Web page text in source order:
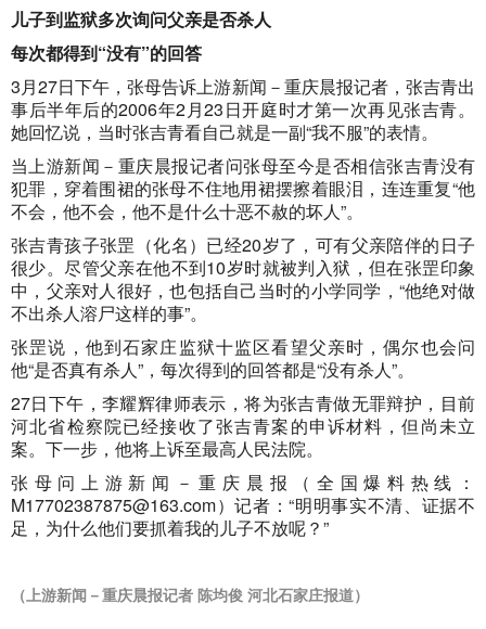
儿子到监狱多次询问父亲是否杀人
每次都得到“没有”的回答
3月27日下午，张母告诉上游新闻－重庆晨报记者，张吉青出
事后半年后的2006年2月23日开庭时才第一次再见张吉青。
她回忆说，当时张吉青看自己就是一副“我不服”的表情。
当上游新闻－重庆晨报记者问张母至今是否相信张吉青没有
犯罪，穿着围裙的张母不住地用裙摆擦着眼泪，连连重复“他
不会，他不会，他不是什么十恶不赦的坏人”。
张吉青孩子张罡（化名）已经20岁了，可有父亲陪伴的日子
很少。尽管父亲在他不到10岁时就被判入狱，但在张罡印象
中，父亲对人很好，也包括自己当时的小学同学，“他绝对做
不出杀人溶尸这样的事”。
张罡说，他到石家庄监狱十监区看望父亲时，偶尔也会问
他“是否真有杀人”，每次得到的回答都是“没有杀人”。
27日下午，李耀辉律师表示，将为张吉青做无罪辩护，目前
河北省检察院已经接收了张吉青案的申诉材料，但尚未立
案。下一步，他将上诉至最高人民法院。
张母问上游新闻－重庆晨报（全国爆料热线：
M17702387875@163.com）记者：“明明事实不清、证据不
足，为什么他们要抓着我的儿子不放呢？”
（上游新闻－重庆晨报记者 陈均俊 河北石家庄报道）